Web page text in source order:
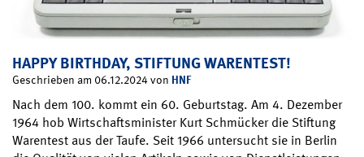
HAPPY BIRTHDAY, STIFTUNG WARENTEST!
Geschrieben am 06.12.2024 von HNF
Nach dem 100. kommt ein 60. Geburtstag. Am 4. Dezember
1964 hob Wirtschaftsminister Kurt Schmücker die Stiftung
Warentest aus der Taufe. Seit 1966 untersucht sie in Berlin